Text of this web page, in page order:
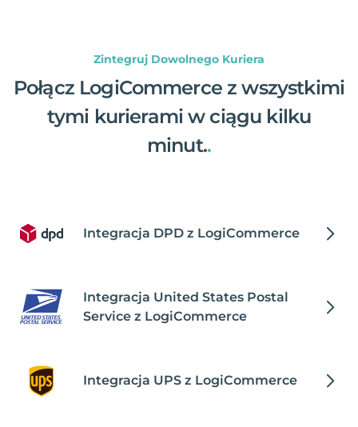
Zintegruj Dowolnego Kuriera
Połącz LogiCommerce z wszystkimi
tymi kurierami w ciągu kilku
minut..
Integracja DPD z LogiCommerce
Integracja United States Postal
Service z LogiCommerce
Integracja UPS z LogiCommerce